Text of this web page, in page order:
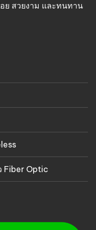
ย สวยงาม และทนทาน
Fiber Optic